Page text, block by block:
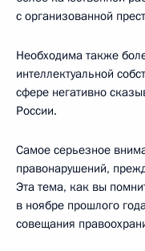
с организованной
Необходима также
интеллектуальной
сфере негативно
России.
Самое серьезное
правонарушений,
Эта тема, как вы
в ноябре прошлого
совещания